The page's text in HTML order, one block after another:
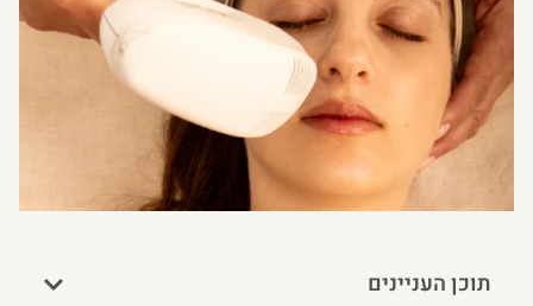
תוכן העניינים